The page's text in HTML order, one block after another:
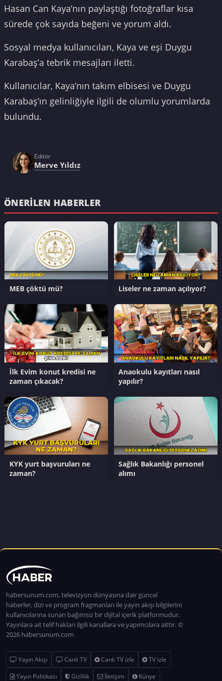
Hasan Can Kaya’nın paylaştığı fotoğraflar kısa
sürede çok sayıda beğeni ve yorum aldı.
Sosyal medya kullanıcıları, Kaya ve eşi Duygu
Karabaş’a tebrik mesajları iletti.
Kullanıcılar, Kaya’nın takım elbisesi ve Duygu
Karabaş’ın gelinliğiyle ilgili de olumlu yorumlarda
bulundu.
Editör
Merve Yıldız
ÖNERILEN HABERLER
MEB çöktü mü? Liseler ne zaman açılıyor?
İlk Evim konut kredisi ne
zaman çıkacak?
Anaokulu kayıtları nasıl
yapılır?
KYK yurt başvuruları ne
zaman?
Sağlık Bakanlığı personel
alımı
habersunum.com, televizyon dünyasına dair güncel
haberler, dizi ve program fragmanları ile yayın akışı bilgilerini
kullanıcılarına sunan bağımsız bir dijital içerik platformudur.
Yayınlara ait telif hakları ilgili kanallara ve yapımcılara aittir. ©
2026 habersunum.com
Yayın Akışı Canlı TV Canlı TV izle
TV izle
Yayın Politikası
Gizlilik İletişim Künye